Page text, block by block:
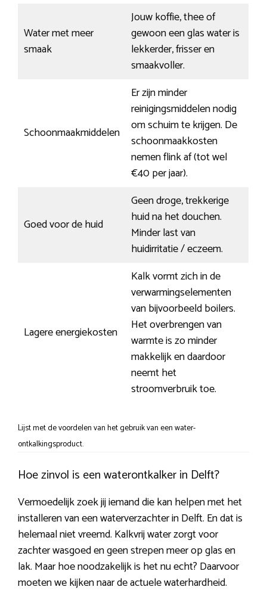
Water met meer
smaak
Jouw koffie, thee of
gewoon een glas water is
lekkerder, frisser en
smaakvoller.
Schoonmaakmiddelen
Er zijn minder
reinigingsmiddelen nodig
om schuim te krijgen. De
schoonmaakkosten
nemen flink af (tot wel
€40 per jaar).
Goed voor de huid
Geen droge, trekkerige
huid na het douchen.
Minder last van
huidirritatie / eczeem.
Lagere energiekosten
Kalk vormt zich in de
verwarmingselementen
van bijvoorbeeld boilers.
Het overbrengen van
warmte is zo minder
makkelijk en daardoor
neemt het
stroomverbruik toe.
Lijst met de voordelen van het gebruik van een water-
ontkalkingsproduct.
Hoe zinvol is een waterontkalker in Delft?
Vermoedelijk zoek jij iemand die kan helpen met het
installeren van een waterverzachter in Delft. En dat is
helemaal niet vreemd. Kalkvrij water zorgt voor
zachter wasgoed en geen strepen meer op glas en
lak. Maar hoe noodzakelijk is het nu echt? Daarvoor
moeten we kijken naar de actuele waterhardheid.